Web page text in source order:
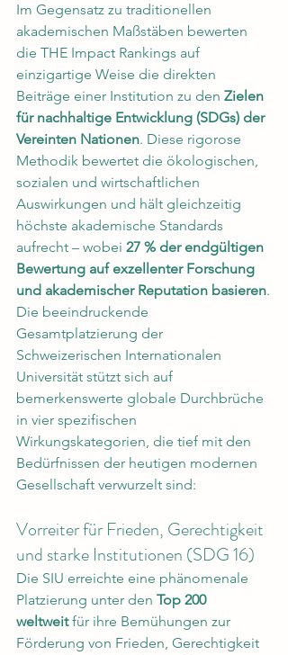
Im Gegensatz zu traditionellen
akademischen Maßstäben bewerten
die THE Impact Rankings auf
einzigartige Weise die direkten
Beiträge einer Institution zu den Zielen
für nachhaltige Entwicklung (SDGs) der
Vereinten Nationen. Diese rigorose
Methodik bewertet die ökologischen,
sozialen und wirtschaftlichen
Auswirkungen und hält gleichzeitig
höchste akademische Standards
aufrecht – wobei 27 % der endgültigen
Bewertung auf exzellenter Forschung
und akademischer Reputation basieren.
Die beeindruckende
Gesamtplatzierung der
Schweizerischen Internationalen
Universität stützt sich auf
bemerkenswerte globale Durchbrüche
in vier spezifischen
Wirkungskategorien, die tief mit den
Bedürfnissen der heutigen modernen
Gesellschaft verwurzelt sind:
Vorreiter für Frieden, Gerechtigkeit
und starke Institutionen (SDG 16)
Die SIU erreichte eine phänomenale
Platzierung unter den Top 200
weltweit für ihre Bemühungen zur
Förderung von Frieden, Gerechtigkeit